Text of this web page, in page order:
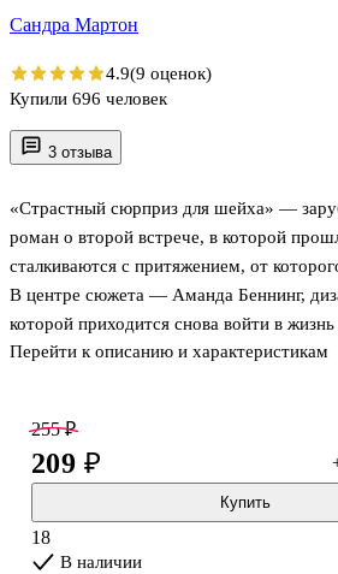
3 отзыва
«Страстный сюрприз для шейха» —
роман о второй встрече, в которой
сталкиваются с притяжением, от
В центре сюжета — Аманда Беннинг,
которой приходится снова войти в жизнь
неприятного эпизода. Здесь важны не
роскошного пентхауса, деловое
прошлой встрече сразу задают книге
О чём книга
Перейти к описанию и характеристикам
Сандра Мартон
4.9(9 оценок)
Купили 696 человек
255 ₽
209 ₽
Купить
18
В наличии